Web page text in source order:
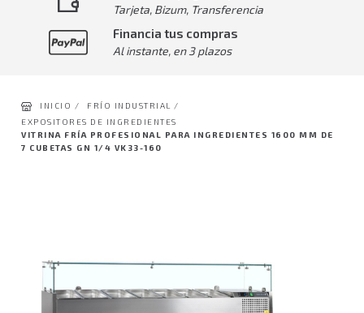
Tarjeta, Bizum, Transferencia
Financia tus compras
Al instante, en 3 plazos
INICIO /
FRÍO INDUSTRIAL /
EXPOSITORES DE INGREDIENTES
VITRINA FRÍA PROFESIONAL PARA INGREDIENTES 1600 MM DE
7 CUBETAS GN 1/4 VK33-160